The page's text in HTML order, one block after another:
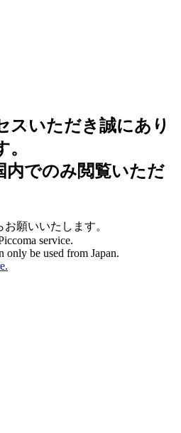
スいただき誠にあり
内でのみ閲覧いただ
お願いいたします。
service.
only be used from Japan.